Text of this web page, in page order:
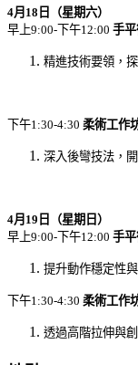
4月 18 日（星期六）
早上9:00-下午12:00 手
精進技術要領，
下午1:30-4:30 柔術工作
深入後彎技法，
4月 19 日（星期日）
早上9:00-下午12:00 手
提升動作穩定性
下午1:30-4:30 柔術工作
透過高階拉伸與